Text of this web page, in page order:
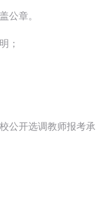
公章。
；
公开选调教师报考承